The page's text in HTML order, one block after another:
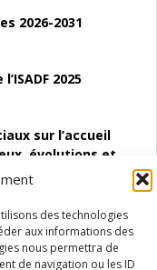
des technologies
aux informations des
nous permettra de
de navigation ou les ID
2026-2031
2025
sur l’accueil
évolutions et
(SAACE)